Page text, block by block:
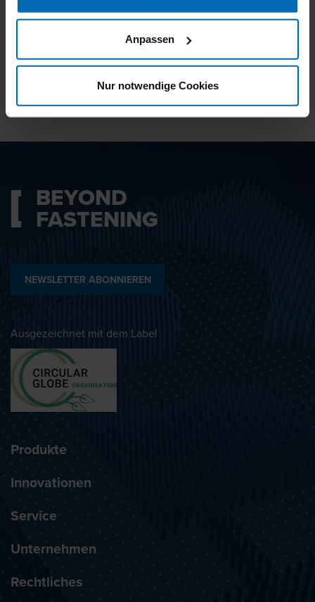
Anpassen
Nur notwendige Cookies
Datenschutzbestimmungen
BEYOND
FASTENING
NEWSLETTER ABONNIEREN
Ausgezeichnet mit dem Label
Produkte
Innovationen
Service
Unternehmen
Rechtliches